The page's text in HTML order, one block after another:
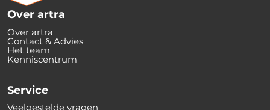
Over artra
Over artra
Contact & Advies
Het team
Kenniscentrum
Service
Veelgestelde vragen